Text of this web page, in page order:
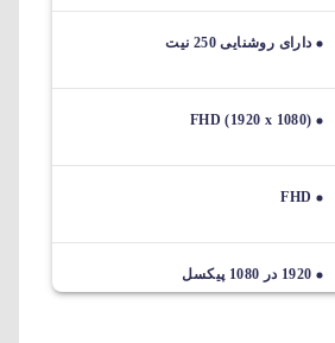
دارای روشنایی 250 نیت
FHD (1920 x 1080)
FHD
1920 در 1080 پیکسل